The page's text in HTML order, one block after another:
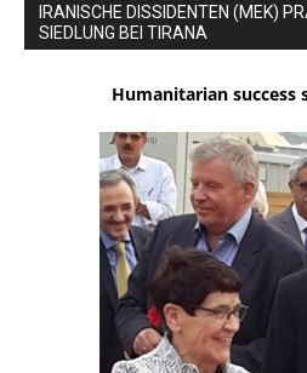
IRANISCHE DISSIDENTEN (MEK)
SIEDLUNG BEI TIRANA
Humanitarian success